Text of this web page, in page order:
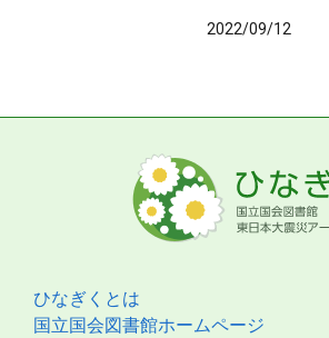
2022/09/12
ひなぎくとは
国立国会図書館ホームページ